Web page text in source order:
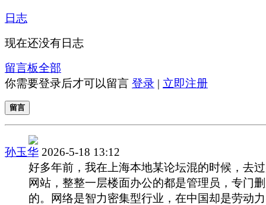
日志
现在还没有日志
留言板全部
你需要登录后才可以留言 登录 | 立即注册
留言
孙玉华 2026-5-18 13:12
好多年前，我在上海本地某论坛混的时候，去
网站，整整一层楼面办公的都是管理员，专门
的。网络是智力密集型行业，在中国却是劳动